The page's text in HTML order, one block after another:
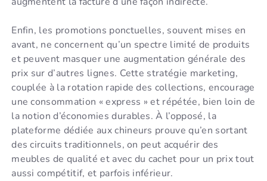
Enfin, les promotions ponctuelles, souvent mises en
avant, ne concernent qu’un spectre limité de produits
et peuvent masquer une augmentation générale des
prix sur d’autres lignes. Cette stratégie marketing,
couplée à la rotation rapide des collections, encourage
une consommation « express » et répétée, bien loin de
la notion d’économies durables. À l’opposé, la
plateforme dédiée aux chineurs prouve qu’en sortant
des circuits traditionnels, on peut acquérir des
meubles de qualité et avec du cachet pour un prix tout
aussi compétitif, et parfois inférieur.